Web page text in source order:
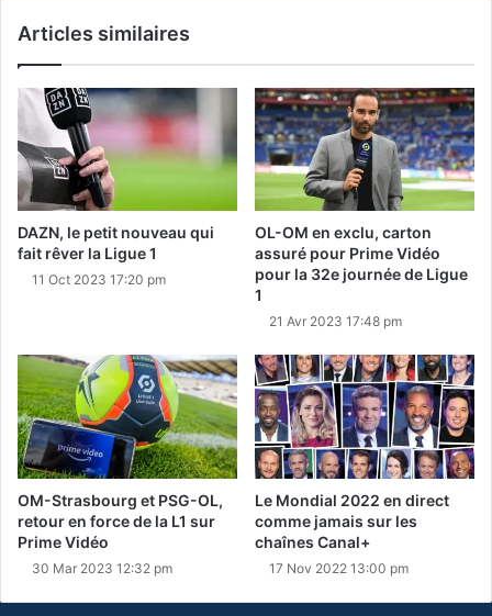
Articles similaires
DAZN, le petit nouveau qui
fait rêver la Ligue 1
11 Oct 2023 17:20 pm
OL-OM en exclu, carton
assuré pour Prime Vidéo
pour la 32e journée de Ligue
1
21 Avr 2023 17:48 pm
OM-Strasbourg et PSG-OL,
retour en force de la L1 sur
Prime Vidéo
30 Mar 2023 12:32 pm
Le Mondial 2022 en direct
comme jamais sur les
chaînes Canal+
17 Nov 2022 13:00 pm